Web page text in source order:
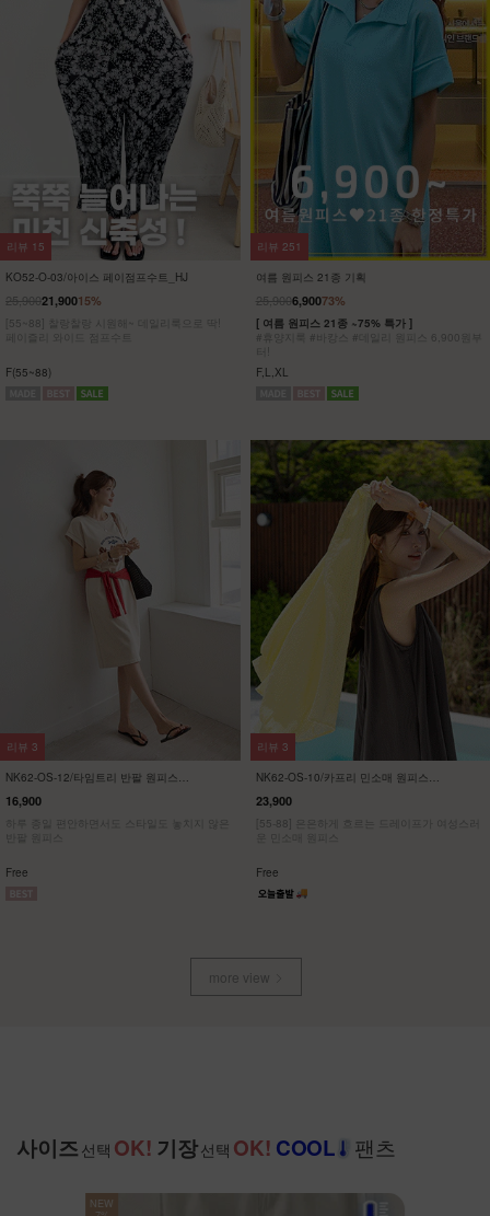
KO32-T-01/파리 호일프린팅 반팔티
75%
23,9005,900
[ 한정수량 특가 ]
[55~120] 유니크한 골드 프린팅!! 반팔티/박시
F(55~77),L(88~100),XL(110~120)
리뷰 8
KO62-T-20/위겟 박스반팔티_DY
19,900
[55-100] 가볍고 시원한 원단은 물론
피부에 달라붙지 않아 하루종일 쾌적해!
F,L
리뷰 5
NK32-P-1/에이지 와이드 팬츠
23,900
[55~120] 여성스러운 스커트처럼, 맥시멈 와이
드핏 밴딩팬츠
Free
리뷰 57
KO22-T-12/배색 브이넥 스판티
19,9007,900
[ 한정수량 특가 ]
M(~66),L(~88),XL(~100),1(~120)
리뷰 21
more view
사이즈 선택 OK! 기장선택 OK! COOL 팬츠